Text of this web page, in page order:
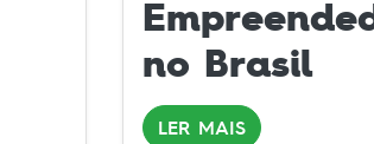
no Brasil
LER MAIS